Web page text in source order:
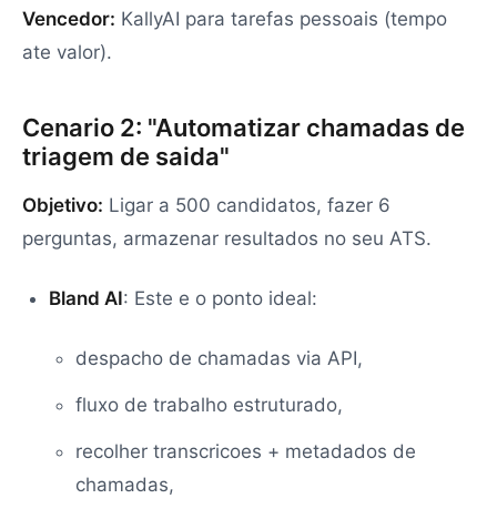
Vencedor: KallyAI para tarefas pessoais (tempo
ate valor).
Cenario 2: "Automatizar chamadas de
triagem de saida"
Objetivo: Ligar a 500 candidatos, fazer 6
perguntas, armazenar resultados no seu ATS.
Bland AI: Este e o ponto ideal:
despacho de chamadas via API,
fluxo de trabalho estruturado,
recolher transcricoes + metadados de
chamadas,